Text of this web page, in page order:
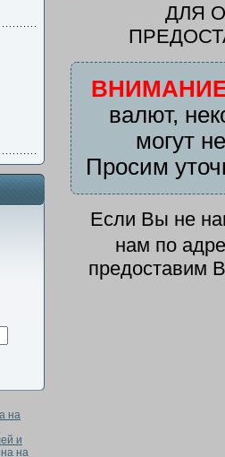
ДЛЯ
валют,
могут
Просим
Если Вы не
нам по
предоставим